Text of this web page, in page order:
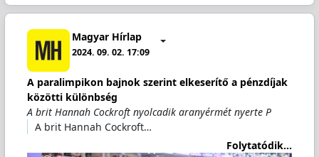
Magyar Hírlap
2024. 09. 02. 17:09
A paralimpikon bajnok szerint elkeserítő a pénzdíjak
közötti különbség
A brit Hannah Cockroft nyolcadik aranyérmét nyerte P
A brit Hannah Cockroft…
Folytatódik...